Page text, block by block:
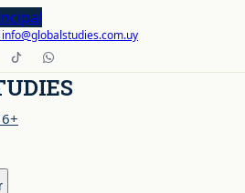
info@globalstudies.com.uy